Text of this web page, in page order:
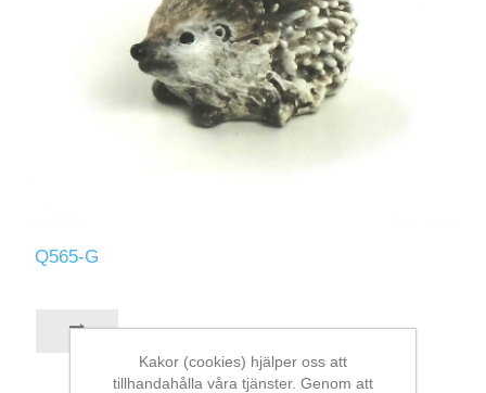
Q565-G
Kakor (cookies) hjälper oss att
tillhandahålla våra tjänster. Genom att